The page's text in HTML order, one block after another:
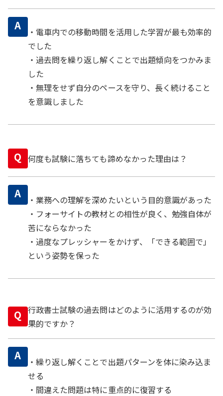
A
・電車内での移動時間を活用した学習が最も効率的
でした
・過去問を繰り返し解くことで出題傾向をつかみま
した
・無理をせず自分のペースを守り、長く続けること
を意識しました
Q 何度も試験に落ちても諦めなかった理由は？
A
・業務への理解を深めたいという目的意識があった
・フォーサイトの教材との相性が良く、勉強自体が
苦にならなかった
・過度なプレッシャーをかけず、「できる範囲で」
という姿勢を保った
Q 行政書士試験の過去問はどのように活用するのが効
果的ですか？
A
・繰り返し解くことで出題パターンを体に染み込ま
せる
・間違えた問題は特に重点的に復習する